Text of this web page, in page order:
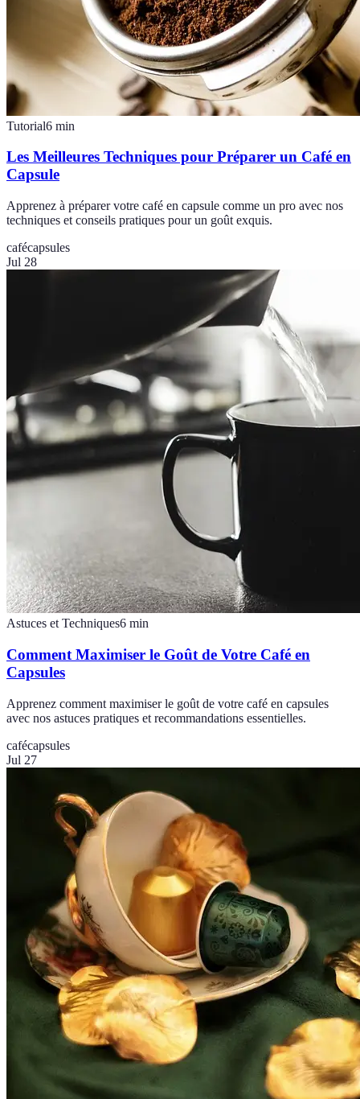
Tutorial6 min
Les Meilleures Techniques pour Préparer un Café en
Capsule
Apprenez à préparer votre café en capsule comme un pro avec nos
techniques et conseils pratiques pour un goût exquis.
cafécapsules
Jul 28
Astuces et Techniques6 min
Comment Maximiser le Goût de Votre Café en
Capsules
Apprenez comment maximiser le goût de votre café en capsules
avec nos astuces pratiques et recommandations essentielles.
cafécapsules
Jul 27